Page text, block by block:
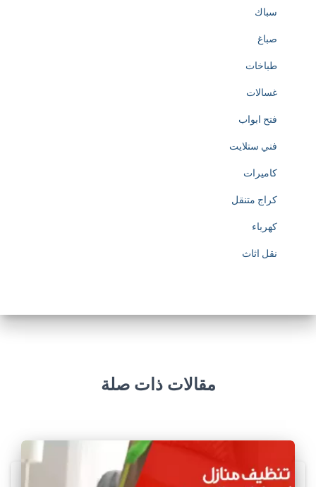
سباك
صباغ
طباخات
غسالات
فتح ابواب
فني ستلايت
كاميرات
كراج متنقل
كهرباء
نقل اثاث
مقالات ذات صلة